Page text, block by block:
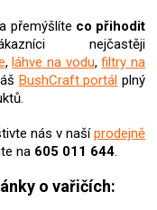
a přemýšlíte co přihodit
nejčastěji
,láhve na vodu,filtry na
BushCraft portál plný
nás v našíprodejně
na 605 011 644.
o vařičích: